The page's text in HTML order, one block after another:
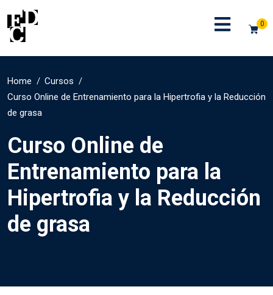
0
Home
Cursos
Curso Online de Entrenamiento para la Hipertrofia y la Reducción
de grasa
Curso Online de
Entrenamiento para la
Hipertrofia y la Reducción
de grasa